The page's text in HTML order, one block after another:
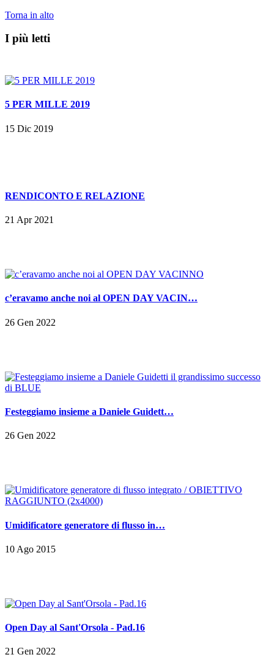
Torna in alto
I più letti
5 PER MILLE 2019
15 Dic 2019
RENDICONTO E RELAZIONE
21 Apr 2021
c’eravamo anche noi al OPEN DAY VACIN…
26 Gen 2022
Festeggiamo insieme a Daniele Guidett…
26 Gen 2022
Umidificatore generatore di flusso in…
10 Ago 2015
Open Day al Sant'Orsola - Pad.16
21 Gen 2022